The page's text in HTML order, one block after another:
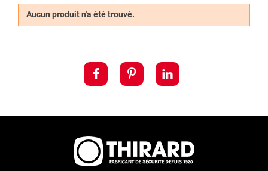
Aucun produit n'a été trouvé.